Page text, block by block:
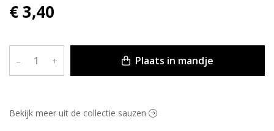
€ 3,40
– + Plaats in mandje
Bekijk meer uit de collectie sauzen